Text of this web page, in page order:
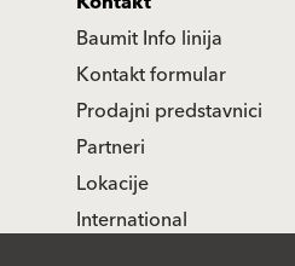
Baumit Info linija
Kontakt formular
Prodajni predstavnici
Partneri
Lokacije
International